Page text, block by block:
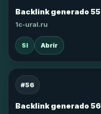
Backlink generado 55
1c-ural.ru
SI Abrir
#56
Backlink generado 56